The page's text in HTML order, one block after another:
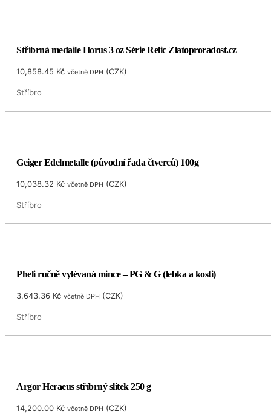
Stříbrná medaile Horus 3 oz Série Relic Zlatoproradost.cz
10,858.45 Kč včetně DPH (CZK)
Stříbro
Geiger Edelmetalle (původní řada čtverců) 100g
10,038.32 Kč včetně DPH (CZK)
Stříbro
Pheli ručně vylévaná mince – PG & G (lebka a kosti)
3,643.36 Kč včetně DPH (CZK)
Stříbro
Argor Heraeus stříbrný slitek 250 g
14,200.00 Kč včetně DPH (CZK)